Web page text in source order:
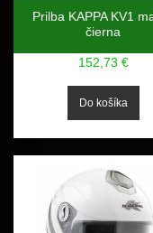
Prilba KAPPA KV1
čierna
152,73 €